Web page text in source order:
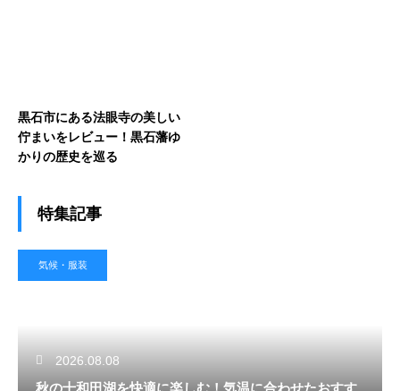
黒石市にある法眼寺の美しい
佇まいをレビュー！黒石藩ゆ
かりの歴史を巡る
特集記事
気候・服装
2026.08.08
秋の十和田湖を快適に楽しむ！気温に合わせたおすす